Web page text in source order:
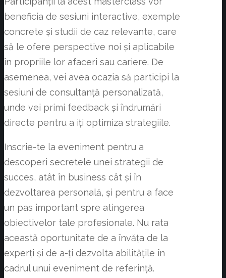
beneficia de sesiuni interactive, exemple
concrete și studii de caz relevante, care
să le ofere perspective noi și aplicabile
în propriile lor afaceri sau cariere. De
asemenea, vei avea ocazia să participi la
sesiuni de consultanță personalizată,
unde vei primi feedback și îndrumări
directe pentru a iți optimiza strategiile.
Inscrie-te la eveniment pentru a
descoperi secretele unei strategii de
succes, atât în business cât și în
dezvoltarea personală, și pentru a face
un pas important spre atingerea
obiectivelor tale profesionale. Nu rata
această oportunitate de a învăța de la
experți și de a-ți dezvolta abilitățile în
cadrul unui eveniment de referință.